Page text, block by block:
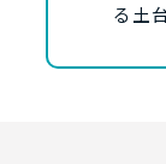
る土